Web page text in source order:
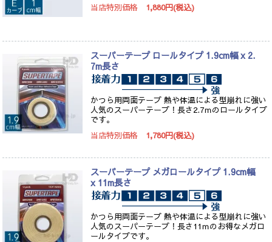
当店特別価格 1,880円(税込)
スーパーテープ ロールタイプ 1.9cm幅 x 2.
7m長さ
かつら用両面テープ 熱や体温による型崩れに強い
人気のスーパーテープ！長さ2.7ｍのロールタイプ
です。
当店特別価格 1,780円(税込)
スーパーテープ メガロールタイプ 1.9cm幅
x 11m長さ
かつら用両面テープ 熱や体温による型崩れに強い
人気のスーパーテープ！長さ11ｍのお得なメガロ
ールタイプです。